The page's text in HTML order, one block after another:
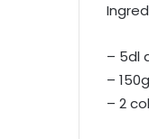
– 5dl
–
– 2